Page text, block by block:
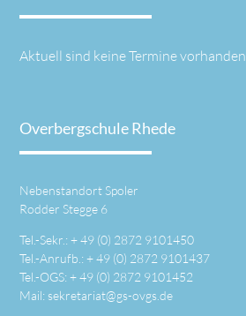
Aktuell sind keine Termine vorhanden.
Overbergschule Rhede
Nebenstandort Spoler
Rodder Stegge 6
Tel.-Sekr.: +49 (0) 2872 9101450
Tel.-Anrufb.: +49 (0) 2872 9101437
Tel.-OGS: +49 (0) 2872 9101452
Mail: sekretariat@gs-ovgs.de